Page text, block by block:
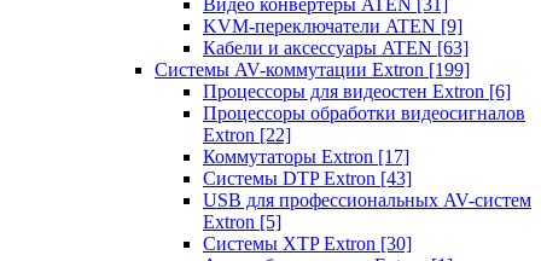
Видео конвертеры ATEN [31]
KVM-переключатели ATEN [9]
Кабели и аксессуары ATEN [63]
Системы AV-коммутации Extron [199]
Процессоры для видеостен Extron [6]
Процессоры обработки видеосигналов
Extron [22]
Коммутаторы Extron [17]
Системы DTP Extron [43]
USB для профессиональных AV-систем
Extron [5]
Системы XTP Extron [30]